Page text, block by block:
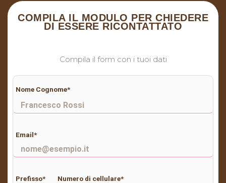
COMPILA IL MODULO PER CHIEDERE
DI ESSERE RICONTATTATO
Compila il form con i tuoi dati
Nome Cognome*
Email*
Prefisso* Numero di cellulare*